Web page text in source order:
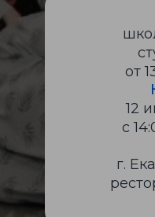
от
12
с
г.